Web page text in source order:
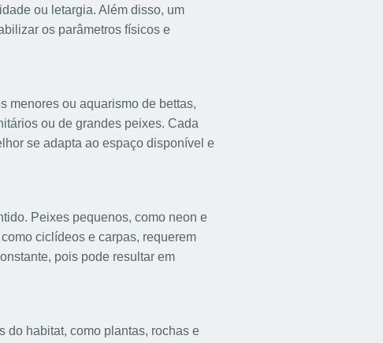
ou letargia. Além disso, um
os parâmetros físicos e
menores ou aquarismo de bettas,
ou de grandes peixes. Cada
se adapta ao espaço disponível e
Peixes pequenos, como neon e
ciclídeos e carpas, requerem
pois pode resultar em
do habitat, como plantas, rochas e